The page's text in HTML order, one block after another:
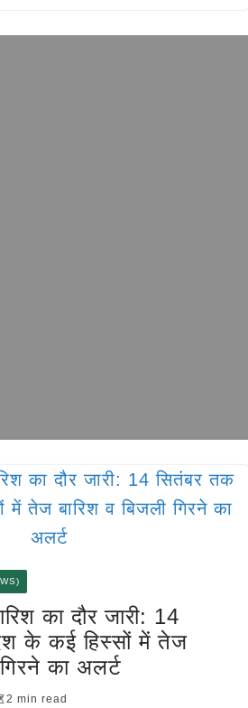
का दौर जारी: 14
के कई हिस्सों में तेज
का अलर्ट
2 min read